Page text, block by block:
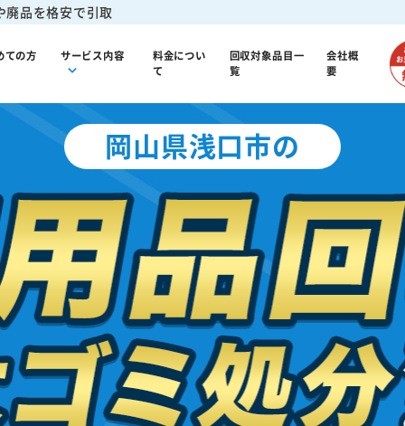
廃品を格安で引取
ての方 サービス内容
料金につい
て
回収対象品目一
覧
会社概
要
岡山県浅口市の